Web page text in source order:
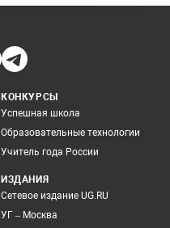
КОНКУРСЫ
Успешная школа
Образовательные технологии
Учитель года России
ИЗДАНИЯ
Сетевое издание UG.RU
УГ – Москва